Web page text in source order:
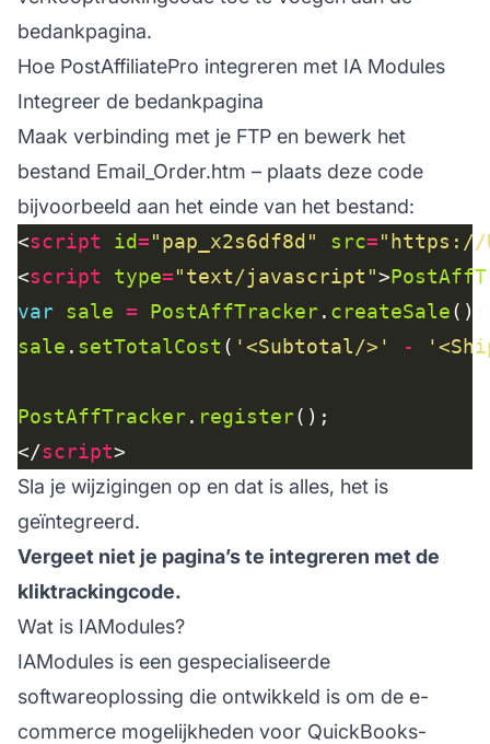
bedankpagina.
Hoe PostAffiliatePro integreren met IA Modules
Integreer de bedankpagina
Maak verbinding met je FTP en bewerk het
bestand Email_Order.htm – plaats deze code
bijvoorbeeld aan het einde van het bestand:
<script id="pap_x2s6df8d" src="https://
<script type="text/javascript">
var sale = PostAffTracker. createSale
sale . setTotalCost ( '<Subtotal/>' -
PostAffTracker. register
</script
Sla je wijzigingen op en dat is alles, het is
geïntegreerd.
Vergeet niet je pagina’s te integreren met de
kliktrackingcode.
Wat is IAModules?
IAModules is een gespecialiseerde
softwareoplossing die ontwikkeld is om de e-
commerce mogelijkheden voor QuickBooks-